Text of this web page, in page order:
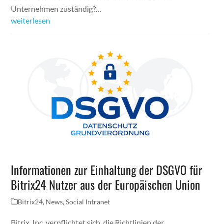
Unternehmen zuständig?…
weiterlesen
Informationen zur Einhaltung der DSGVO für
Bitrix24 Nutzer aus der Europäischen Union
Bitrix24, News,Social Intranet
Bitrix, Inc. verpflichtet sich, die Richtlinien der